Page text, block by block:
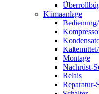
Klimaanlage
Montage
Nachrüst-
Relais
Reparatur-